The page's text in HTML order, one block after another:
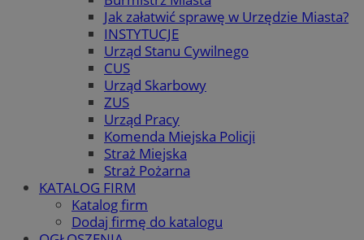
Jak załatwić sprawę w Urzędzie Miasta?
INSTYTUCJE
Urząd Stanu Cywilnego
CUS
Urząd Skarbowy
ZUS
Urząd Pracy
Komenda Miejska Policji
Straż Miejska
Straż Pożarna
KATALOG FIRM
Katalog firm
Dodaj firmę do katalogu